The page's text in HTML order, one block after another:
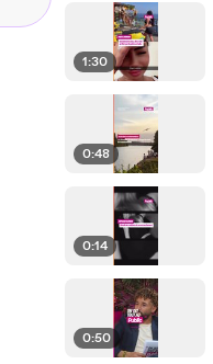
1:30
0:48
0:14
0:50